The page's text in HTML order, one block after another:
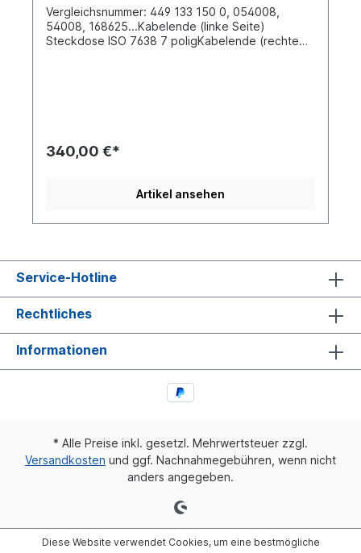
Vergleichsnummer: 449 133 150 0, 054008,
54008, 168625...Kabelende (linke Seite)
Steckdose ISO 7638 7 poligKabelende (rechte
340,00 €*
Artikel ansehen
Service-Hotline
Rechtliches
Informationen
* Alle Preise inkl. gesetzl. Mehrwertsteuer zzgl.
Versandkosten und ggf. Nachnahmegebühren, wenn nicht
anders angegeben.
Diese Website verwendet Cookies, um eine bestmögliche